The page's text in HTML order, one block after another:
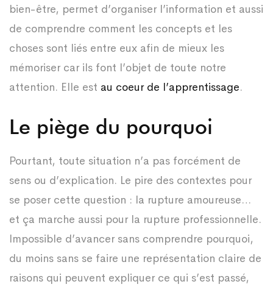
bien-être, permet d’organiser l’information et aussi
de comprendre comment les concepts et les
choses sont liés entre eux afin de mieux les
mémoriser car ils font l’objet de toute notre
attention. Elle est au coeur de l’apprentissage.
Le piège du pourquoi
Pourtant, toute situation n’a pas forcément de
sens ou d’explication. Le pire des contextes pour
se poser cette question : la rupture amoureuse…
et ça marche aussi pour la rupture professionnelle.
Impossible d’avancer sans comprendre pourquoi,
du moins sans se faire une représentation claire de
raisons qui peuvent expliquer ce qui s’est passé,